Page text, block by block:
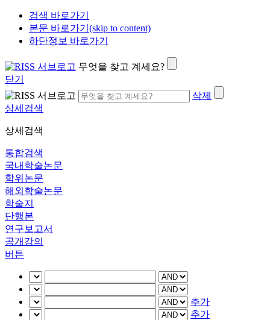
검색 바로가기
본문 바로가기(skip to content)
하단정보 바로가기
무엇을 찾고 계세요?
닫기
삭제
상세검색
상세검색
통합검색
국내학술논문
학위논문
해외학술논문
학술지
단행본
연구보고서
공개강의
버튼
추가
추가